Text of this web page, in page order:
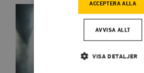
ACCEPTERA ALLA
AVVISA ALLT
VISA DETALJER